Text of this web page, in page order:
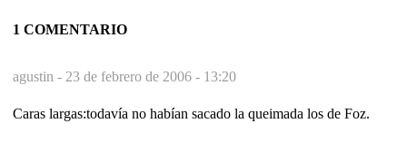
1 COMENTARIO
agustin - 23 de febrero de 2006 - 13:20
Caras largas:todavía no habían sacado la queimada los de Foz.